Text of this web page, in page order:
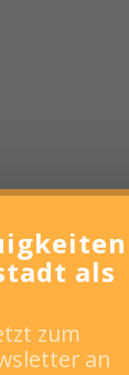
als
zum
an